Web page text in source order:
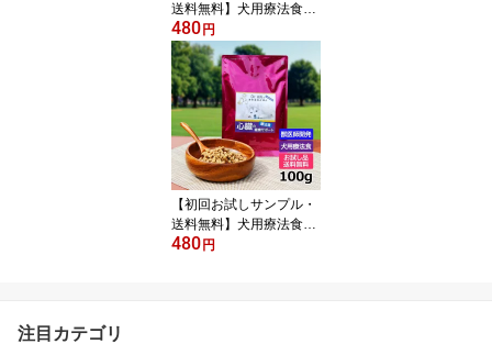
送料無料】犬用療法食・
肝臓の健康サポート100g
入り・Dr.宿南のキセキの
ごはん（鹿肉ドッグフー
ド/ベニソン/国産/犬/獣医
師開発）※1世帯1個限り
480 円
【初回お試しサンプル・
送料無料】犬用療法食・
心臓の健康サポート100g
480 円
注目カテゴリ